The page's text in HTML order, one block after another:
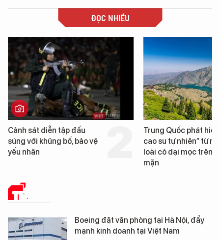
ĐỌC NHIỀU
Trung Quốc phát hiện “mỏ
cao su tự nhiên” từ một
loài cỏ dại mọc trên đất
Loạt dự án bất
Đà Nẵng sắp bị
TIN TỨC
Boeing đặt văn phòng tại Hà Nội, đẩy
mạnh kinh doanh tại Việt Nam